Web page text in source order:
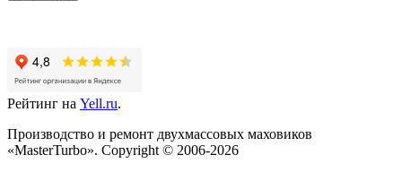
Рейтинг на Yell.ru.
Производство и ремонт двухмассовых маховиков
«MasterTurbo». Copyright © 2006-2026